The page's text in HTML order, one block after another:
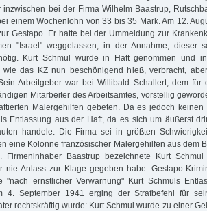
inzwischen bei der Firma Wilhelm Baastrup,
einem Wochenlohn von 33 bis 35 Mark. Am 12.
Gestapo. Er hatte bei der Ummeldung zur
"Israel" weggelassen, in der Annahme, dieser
Kurt Schmul wurde in Haft genommen und
wie das KZ nun beschönigend hieß, verbracht,
Arbeitgeber war bei Willibald Schallert, dem für
Mitarbeiter des Arbeitsamtes, vorstellig
Malergehilfen gebeten. Da es jedoch keinen
Entlassung aus der Haft, da es sich um äußerst
handele. Die Firma sei in größten
eine Kolonne französischer Malergehilfen aus dem
Firmeninhaber Baastrup bezeichnete Kurt
nie Anlass zur Klage gegeben habe. Gestapo-
"nach ernstlicher Verwarnung" Kurt Schmuls
4. September 1941 erging der Strafbefehl für
rechtskräftig wurde: Kurt Schmul wurde zu einer